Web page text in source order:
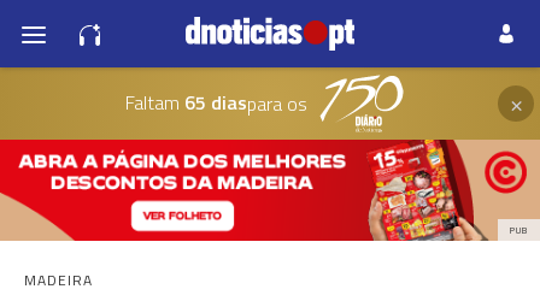
Faltam 65 diaspara os ×
PUB
MADEIRA